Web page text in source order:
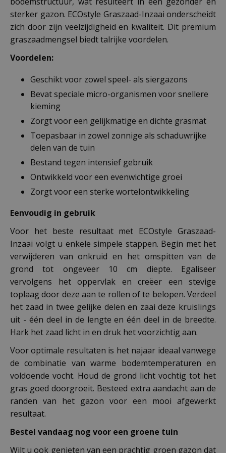
sterker gazon. ECOstyle Graszaad-Inzaai onderscheidt
zich door zijn veelzijdigheid en kwaliteit. Dit premium
graszaadmengsel biedt talrijke voordelen.
Voordelen:
Geschikt voor zowel speel- als siergazons
Bevat speciale micro-organismen voor snellere
kieming
Zorgt voor een gelijkmatige en dichte grasmat
Toepasbaar in zowel zonnige als schaduwrijke
delen van de tuin
Bestand tegen intensief gebruik
Ontwikkeld voor een evenwichtige groei
Zorgt voor een sterke wortelontwikkeling
Eenvoudig in gebruik
Voor het beste resultaat met ECOstyle Graszaad-
Inzaai volgt u enkele simpele stappen. Begin met het
verwijderen van onkruid en het omspitten van de
grond tot ongeveer 10 cm diepte. Egaliseer
vervolgens het oppervlak en creëer een stevige
toplaag door deze aan te rollen of te belopen. Verdeel
het zaad in twee gelijke delen en zaai deze kruislings
uit - één deel in de lengte en één deel in de breedte.
Hark het zaad licht in en druk het voorzichtig aan.
Voor optimale resultaten is het najaar ideaal vanwege
de combinatie van warme bodemtemperaturen en
voldoende vocht. Houd de grond licht vochtig tot het
gras goed doorgroeit. Besteed extra aandacht aan de
randen van het gazon voor een mooi afgewerkt
resultaat.
Bestel vandaag nog voor een groene tuin
Wilt u ook genieten van een prachtig groen gazon dat